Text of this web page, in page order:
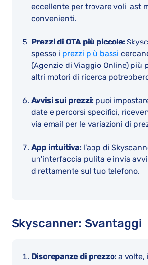
eccellente per trovare voli last
convenienti.
Prezzi di OTA più piccole:
spesso i prezzi più bassi
(Agenzie di Viaggio Online) più
altri motori di ricerca
Avvisi sui prezzi: puoi
date e percorsi specifici,
via email per le variazioni di
App intuitiva: l'app di
un'interfaccia pulita e invia
direttamente sul tuo telefono.
Skyscanner: Svantaggi
Discrepanze di prezzo: a volte,